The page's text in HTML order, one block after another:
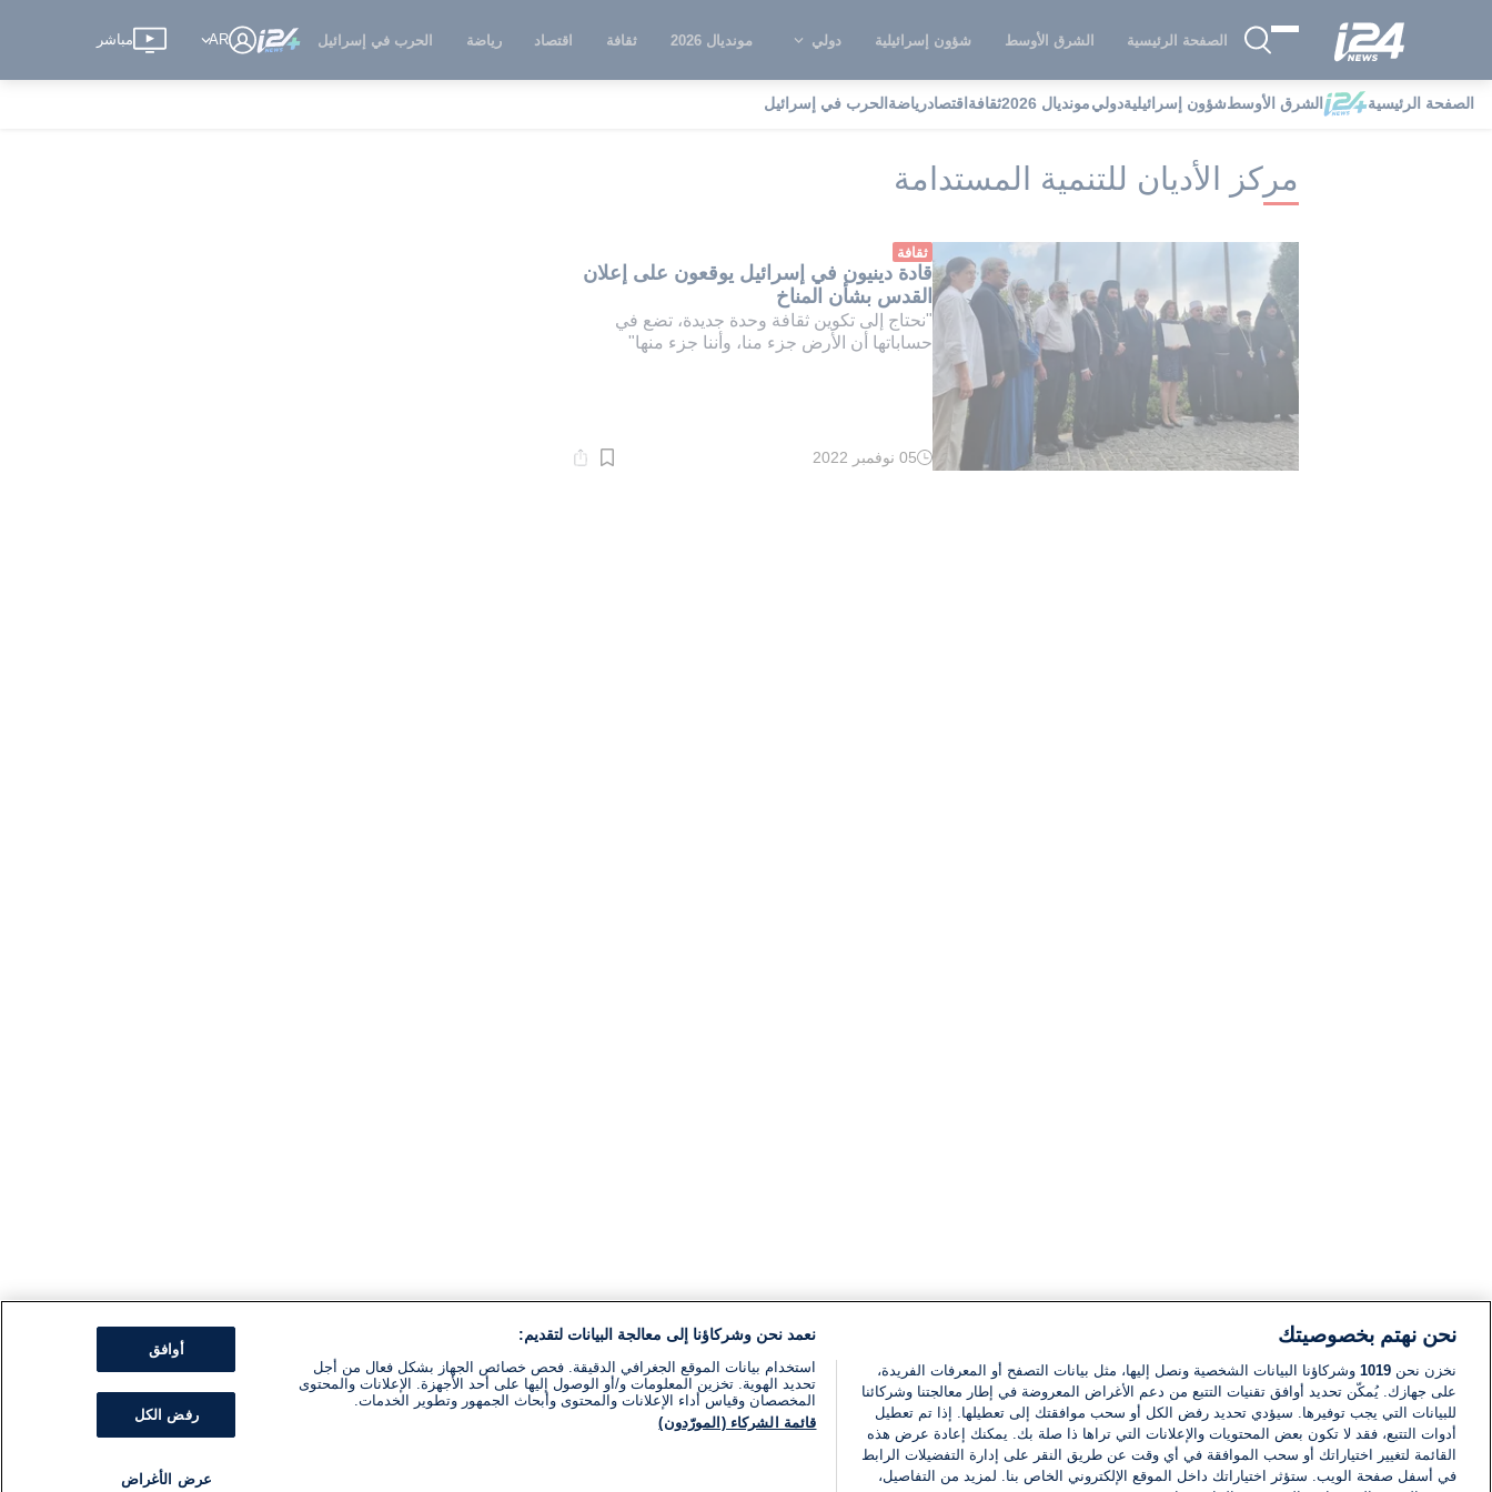
الصفحة الرئيسية الشرق الأوسط شؤون إسرائيلية دولي مونديال 2026 ثقافة اقتصاد رياضة الحرب في إسرائيل AR مباشر
الصفحة الرئيسية الشرق الأوسطشؤون إسرائيليةدوليمونديال 2026 ثقافة اقتصادرياضة الحرب في إسرائيل i24NEWS i24NEWS فهرس علامات مركز الأديان للتنمية المستدامة
مركز الأديان للتنمية المستدامة
ثقافة
قادة دينيون في إسرائيل يوقعون على إعلان
القدس بشأن المناخ
"نحتاج إلى تكوين ثقافة وحدة جديدة، تضع في
حساباتها أن الأرض جزء منا، وأننا جزء منها"
وقت
05 نوفمبر 2022
نحن نهتم بخصوصيتك
نخزن نحن 1019 وشركاؤنا البيانات الشخصية ونصل إليها، مثل بيانات التصفح أو المعرفات الفريدة،
على جهازك. يُمكّن تحديد أوافق تقنيات التتبع من دعم الأغراض المعروضة في إطار معالجتنا وشركائنا
للبيانات التي يجب توفيرها. سيؤدي تحديد رفض الكل أو سحب موافقتك إلى تعطيلها. إذا تم تعطيل
أدوات التتبع، فقد لا تكون بعض المحتويات والإعلانات التي تراها ذا صلة بك. يمكنك إعادة عرض هذه
القائمة لتغيير اختياراتك أو سحب الموافقة في أي وقت عن طريق النقر على إدارة التفضيلات الرابط
في أسفل صفحة الويب. ستؤثر اختياراتك داخل الموقع الإلكتروني الخاص بنا. لمزيد من التفاصيل،
نعمد نحن وشركاؤنا إلى معالجة البيانات لتقديم:
استخدام بيانات الموقع الجغرافي الدقيقة. فحص خصائص الجهاز بشكل فعال من أجل
تحديد الهوية. تخزين المعلومات و/أو الوصول إليها على أحد الأجهزة. الإعلانات والمحتوى
المخصصان وقياس أداء الإعلانات والمحتوى وأبحاث الجمهور وتطوير الخدمات.
قائمة الشركاء (المورّدون)
أوافق
رفض الكل
عرض الأغراض